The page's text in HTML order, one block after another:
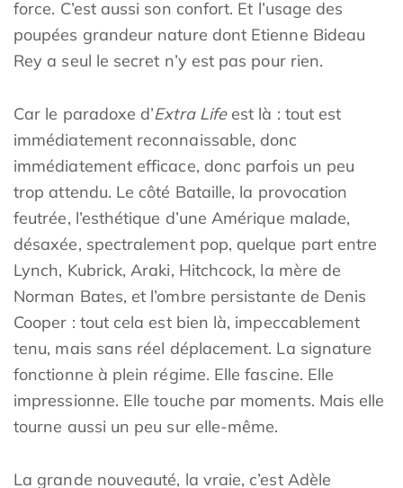
force. C’est aussi son confort. Et l’usage des
poupées grandeur nature dont Etienne Bideau
Rey a seul le secret n’y est pas pour rien.
Car le paradoxe d’Extra Lifeest là : tout est
immédiatement reconnaissable, donc
immédiatement efficace, donc parfois un peu
trop attendu. Le côté Bataille, la provocation
feutrée, l’esthétique d’une Amérique malade,
désaxée, spectralement pop, quelque part entre
Lynch, Kubrick, Araki, Hitchcock, la mère de
Norman Bates, et l’ombre persistante de Denis
Cooper : tout cela est bien là, impeccablement
tenu, mais sans réel déplacement. La signature
fonctionne à plein régime. Elle fascine. Elle
impressionne. Elle touche par moments. Mais elle
tourne aussi un peu sur elle-même.
La grande nouveauté, la vraie, c’est Adèle